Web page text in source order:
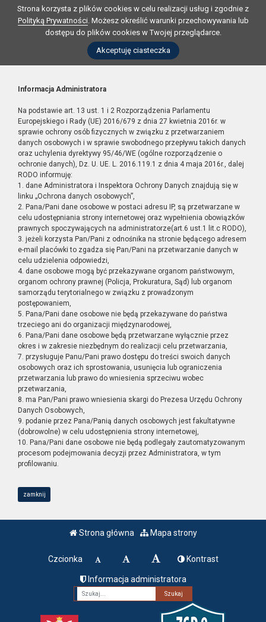
Strona korzysta z plików cookies w celu realizacji usług i zgodnie z
Polityką Prywatności. Możesz określić warunki przechowywania lub
dostępu do plików cookies w Twojej przeglądarce.
Akceptuję ciasteczka
Informacja Administratora
Na podstawie art. 13 ust. 1 i 2 Rozporządzenia Parlamentu
Europejskiego i Rady (UE) 2016/679 z dnia 27 kwietnia 2016r. w
sprawie ochrony osób fizycznych w związku z przetwarzaniem
danych osobowych i w sprawie swobodnego przepływu takich danych
oraz uchylenia dyrektywy 95/46/WE (ogólne rozporządzenie o
ochronie danych), Dz. U. UE. L. 2016.119.1 z dnia 4 maja 2016r., dalej
RODO informuję:
1. dane Administratora i Inspektora Ochrony Danych znajdują się w
linku „Ochrona danych osobowych”,
2. Pana/Pani dane osobowe w postaci adresu IP, są przetwarzane w
celu udostępniania strony internetowej oraz wypełnienia obowiązków
prawnych spoczywających na administratorze(art.6 ust.1 lit.c RODO),
3. jeżeli korzysta Pan/Pani z odnośnika na stronie będącego adresem
e-mail placówki to zgadza się Pan/Pani na przetwarzanie danych w
celu udzielenia odpowiedzi,
4. dane osobowe mogą być przekazywane organom państwowym,
organom ochrony prawnej (Policja, Prokuratura, Sąd) lub organom
samorządu terytorialnego w związku z prowadzonym
postępowaniem,
5. Pana/Pani dane osobowe nie będą przekazywane do państwa
trzeciego ani do organizacji międzynarodowej,
6. Pana/Pani dane osobowe będą przetwarzane wyłącznie przez
okres i w zakresie niezbędnym do realizacji celu przetwarzania,
7. przysługuje Panu/Pani prawo dostępu do treści swoich danych
osobowych oraz ich sprostowania, usunięcia lub ograniczenia
przetwarzania lub prawo do wniesienia sprzeciwu wobec
przetwarzania,
8. ma Pan/Pani prawo wniesienia skargi do Prezesa Urzędu Ochrony
Danych Osobowych,
9. podanie przez Pana/Panią danych osobowych jest fakultatywne
(dobrowolne) w celu udostępnienia strony internetowej,
10. Pana/Pani dane osobowe nie będą podlegały zautomatyzowanym
procesom podejmowania decyzji przez Administratora, w tym
profilowaniu.
zamknij
Strona główna Mapa strony
Czcionka Kontrast
Informacja administratora
Fraza